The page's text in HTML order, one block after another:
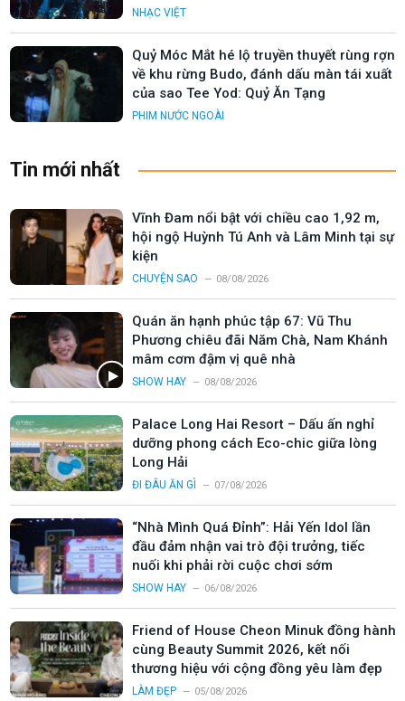
NHẠC VIỆT
Quỷ Móc Mắt hé lộ truyền thuyết rùng rợn
về khu rừng Budo, đánh dấu màn tái xuất
của sao Tee Yod: Quỷ Ăn Tạng
PHIM NƯỚC NGOÀI
Tin mới nhất
Vĩnh Đam nổi bật với chiều cao 1,92 m,
hội ngộ Huỳnh Tú Anh và Lâm Minh tại sự
kiện
CHUYỆN SAO 08/08/2026
Quán ăn hạnh phúc tập 67: Vũ Thu
Phương chiêu đãi Năm Chà, Nam Khánh
mâm cơm đậm vị quê nhà
SHOW HAY 08/08/2026
Palace Long Hai Resort – Dấu ấn nghỉ
dưỡng phong cách Eco-chic giữa lòng
Long Hải
ĐI ĐÂU ĂN GÌ 07/08/2026
“Nhà Mình Quá Đỉnh”: Hải Yến Idol lần
đầu đảm nhận vai trò đội trưởng, tiếc
nuối khi phải rời cuộc chơi sớm
SHOW HAY 06/08/2026
Friend of House Cheon Minuk đồng hành
cùng Beauty Summit 2026, kết nối
thương hiệu với cộng đồng yêu làm đẹp
LÀM ĐẸP 05/08/2026